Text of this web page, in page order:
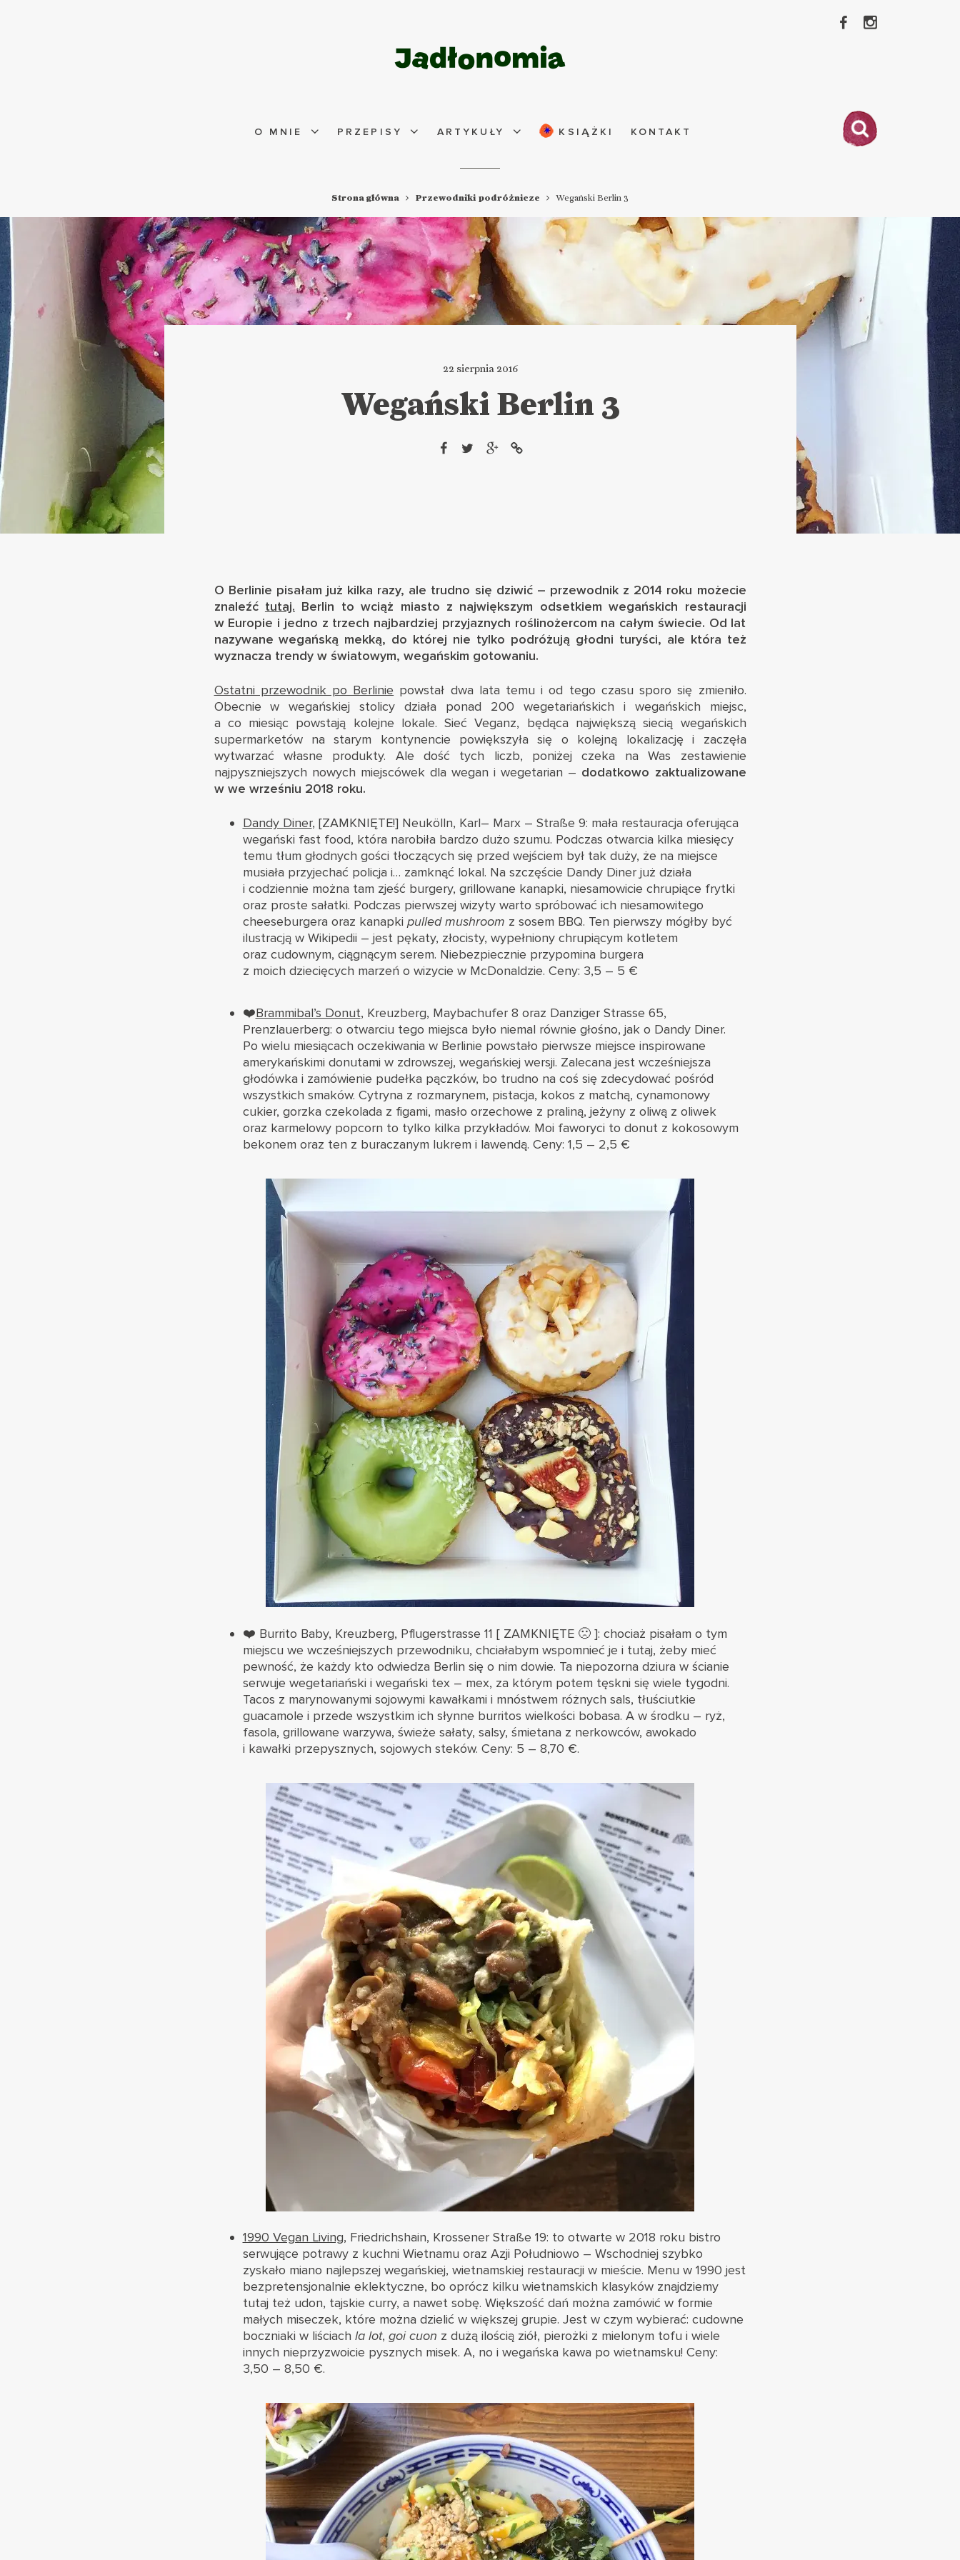
O MNIE PRZEPISY ARTYKUŁY KSIĄŻKI KONTAKT
Strona główna Przewodniki podróżnicze Wegański Berlin 3
22 sierpnia 2016
Wegański Berlin 3
O Berlinie pisałam już kilka razy, ale trudno się dziwić – przewodnik z 2014 roku możecie
znaleźć tutaj. Berlin to wciąż miasto z największym odsetkiem wegańskich restauracji
w Europie i jedno z trzech najbardziej przyjaznych roślinożercom na całym świecie. Od lat
nazywane wegańską mekką, do której nie tylko podróżują głodni turyści, ale która też
wyznacza trendy w światowym, wegańskim gotowaniu.
Ostatni przewodnik po Berlinie powstał dwa lata temu i od tego czasu sporo się zmieniło.
Obecnie w wegańskiej stolicy działa ponad 200 wegetariańskich i wegańskich miejsc,
a co miesiąc powstają kolejne lokale. Sieć Veganz, będąca największą siecią wegańskich
supermarketów na starym kontynencie powiększyła się o kolejną lokalizację i zaczęła
wytwarzać własne produkty. Ale dość tych liczb, poniżej czeka na Was zestawienie
najpyszniejszych nowych miejscówek dla wegan i wegetarian – dodatkowo zaktualizowane
w we wrześniu 2018 roku.
Dandy Diner, [ZAMKNIĘTE!] Neukölln, Karl– Marx – Straße 9: mała restauracja oferująca
wegański fast food, która narobiła bardzo dużo szumu. Podczas otwarcia kilka miesięcy
temu tłum głodnych gości tłoczących się przed wejściem był tak duży, że na miejsce
musiała przyjechać policja i… zamknąć lokal. Na szczęście Dandy Diner już działa
i codziennie można tam zjeść burgery, grillowane kanapki, niesamowicie chrupiące frytki
oraz proste sałatki. Podczas pierwszej wizyty warto spróbować ich niesamowitego
cheeseburgera oraz kanapki pulled mushroom z sosem BBQ. Ten pierwszy mógłby być
ilustracją w Wikipedii – jest pękaty, złocisty, wypełniony chrupiącym kotletem
oraz cudownym, ciągnącym serem. Niebezpiecznie przypomina burgera
z moich dziecięcych marzeń o wizycie w McDonaldzie. Ceny: 3,5 – 5 €
❤️Brammibal’s Donut, Kreuzberg, Maybachufer 8 oraz Danziger Strasse 65,
Prenzlauerberg: o otwarciu tego miejsca było niemal równie głośno, jak o Dandy Diner.
Po wielu miesiącach oczekiwania w Berlinie powstało pierwsze miejsce inspirowane
amerykańskimi donutami w zdrowszej, wegańskiej wersji. Zalecana jest wcześniejsza
głodówka i zamówienie pudełka pączków, bo trudno na coś się zdecydować pośród
wszystkich smaków. Cytryna z rozmarynem, pistacja, kokos z matchą, cynamonowy
cukier, gorzka czekolada z figami, masło orzechowe z praliną, jeżyny z oliwą z oliwek
oraz karmelowy popcorn to tylko kilka przykładów. Moi faworyci to donut z kokosowym
bekonem oraz ten z buraczanym lukrem i lawendą. Ceny: 1,5 – 2,5 €
❤️ Burrito Baby, Kreuzberg, Pflugerstrasse 11 [ ZAMKNIĘTE 🙁 ]: chociaż pisałam o tym
miejscu we wcześniejszych przewodniku, chciałabym wspomnieć je i tutaj, żeby mieć
pewność, że każdy kto odwiedza Berlin się o nim dowie. Ta niepozorna dziura w ścianie
serwuje wegetariański i wegański tex – mex, za którym potem tęskni się wiele tygodni.
Tacos z marynowanymi sojowymi kawałkami i mnóstwem różnych sals, tłuściutkie
guacamole i przede wszystkim ich słynne burritos wielkości bobasa. A w środku – ryż,
fasola, grillowane warzywa, świeże sałaty, salsy, śmietana z nerkowców, awokado
i kawałki przepysznych, sojowych steków. Ceny: 5 – 8,70 €.
1990 Vegan Living, Friedrichshain, Krossener Straße 19: to otwarte w 2018 roku bistro
serwujące potrawy z kuchni Wietnamu oraz Azji Południowo – Wschodniej szybko
zyskało miano najlepszej wegańskiej, wietnamskiej restauracji w mieście. Menu w 1990 jest
bezpretensjonalnie eklektyczne, bo oprócz kilku wietnamskich klasyków znajdziemy
tutaj też udon, tajskie curry, a nawet sobę. Większość dań można zamówić w formie
małych miseczek, które można dzielić w większej grupie. Jest w czym wybierać: cudowne
boczniaki w liściach la lot, goi cuon z dużą ilością ziół, pierożki z mielonym tofu i wiele
innych nieprzyzwoicie pysznych misek. A, no i wegańska kawa po wietnamsku! Ceny:
3,50 – 8,50 €.